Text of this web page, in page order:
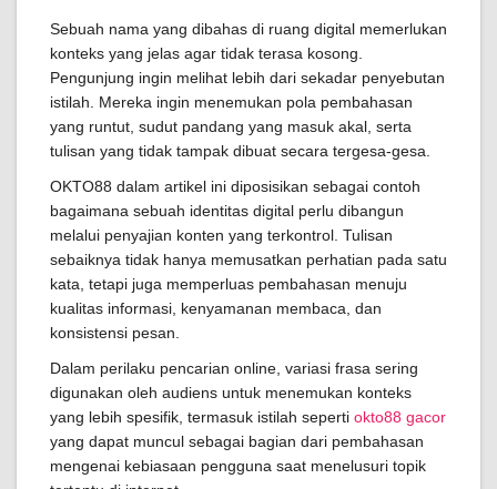
Sebuah nama yang dibahas di ruang digital memerlukan
konteks yang jelas agar tidak terasa kosong.
Pengunjung ingin melihat lebih dari sekadar penyebutan
istilah. Mereka ingin menemukan pola pembahasan
yang runtut, sudut pandang yang masuk akal, serta
tulisan yang tidak tampak dibuat secara tergesa-gesa.
OKTO88 dalam artikel ini diposisikan sebagai contoh
bagaimana sebuah identitas digital perlu dibangun
melalui penyajian konten yang terkontrol. Tulisan
sebaiknya tidak hanya memusatkan perhatian pada satu
kata, tetapi juga memperluas pembahasan menuju
kualitas informasi, kenyamanan membaca, dan
konsistensi pesan.
Dalam perilaku pencarian online, variasi frasa sering
digunakan oleh audiens untuk menemukan konteks
yang lebih spesifik, termasuk istilah seperti okto88 gacor
yang dapat muncul sebagai bagian dari pembahasan
mengenai kebiasaan pengguna saat menelusuri topik